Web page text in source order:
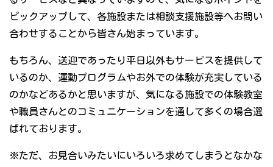
ピックアップして、各施設または相談支援施設等へお問い
合わせすることから皆さん始まっています。
もちろん、送迎であったり平日以外もサービスを提供して
いるのか、運動プログラムやお外での体験が充実している
のかなどあるかと思いますが、気になる施設での体験教室
や職員さんとのコミュニケーションを通して多くの場合選
ばれております。
※ただ、お見合いみたいにいろいろ求めてしまうとなかな